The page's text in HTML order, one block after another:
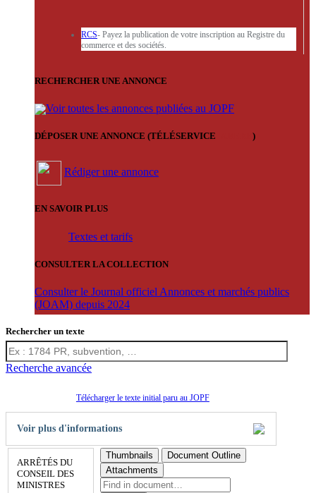
RCS- Payez la publication de votre inscription au Registre du
commerce et des sociétés.
RECHERCHER UNE ANNONCE
Voir toutes les annonces publiées au JOPF
DÉPOSER UNE ANNONCE (TÉLÉSERVICE )
Rédiger une annonce
EN SAVOIR PLUS
Textes et tarifs
CONSULTER LA COLLECTION
Consulter le Journal officiel Annonces et marchés publics
(JOAM) depuis 2024
Rechercher un texte
Recherche avancée
Télécharger le texte initial paru au JOPF
Voir plus d'informations
ARRÊTÉS DU
CONSEIL DES
MINISTRES
Thumbnails
Document Outline
Attachments